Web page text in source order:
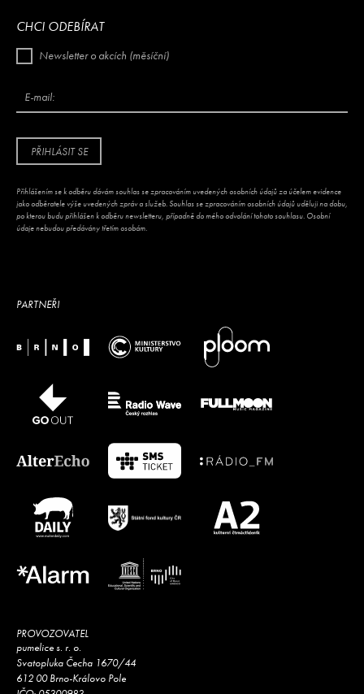
CHCI ODEBÍRAT
Newsletter o akcích (měsíční)
E-mail:
PŘIHLÁSIT SE
Přihlášením se k odběru dávám souhlas se zpracováním uvedených osobních údajů za účelem evidence
jako odběratele výše uvedených zpráv a služeb. Souhlas se zpracováním osobních údajů uděluji na dobu,
po kterou budu přihlášen k odběru newsletteru, případně do mého odvolání tohoto souhlasu. Osobní
údaje nebudou předávány třetím osobám.
PARTNEŘI
PROVOZOVATEL
pumelice s. r. o.
Svatopluka Čecha 1670/44
612 00 Brno-Královo Pole